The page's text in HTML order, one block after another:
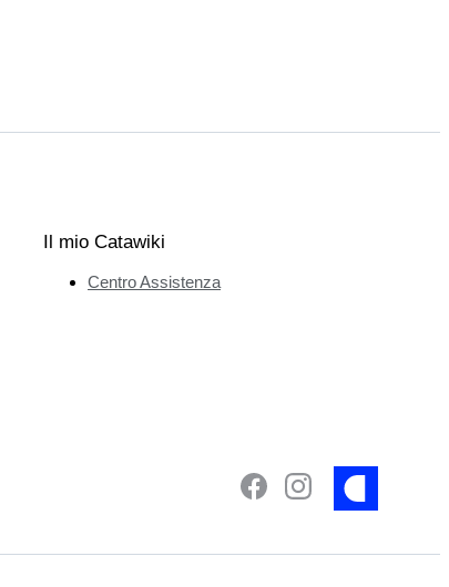
Il mio Catawiki
Centro Assistenza